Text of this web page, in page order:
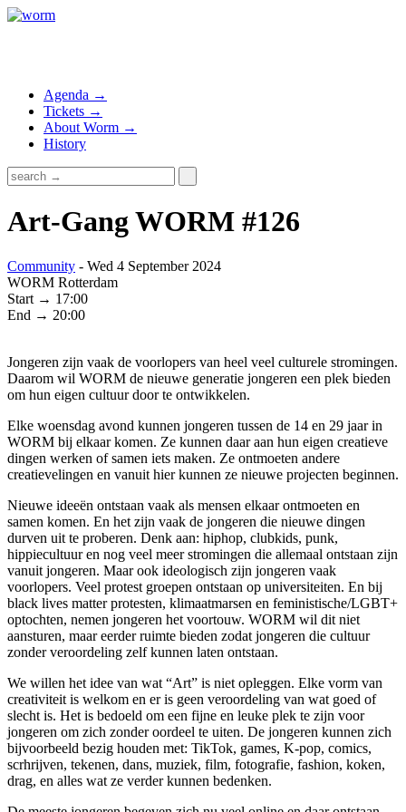
Agenda →
Tickets →
About Worm →
History
Art-Gang WORM #126
Community - Wed 4 September 2024
WORM Rotterdam
Start → 17:00
End → 20:00
Jongeren zijn vaak de voorlopers van heel veel culturele stromingen.
Daarom wil WORM de nieuwe generatie jongeren een plek bieden
om hun eigen cultuur door te ontwikkelen.
Elke woensdag avond kunnen jongeren tussen de 14 en 29 jaar in
WORM bij elkaar komen. Ze kunnen daar aan hun eigen creatieve
dingen werken of samen iets maken. Ze ontmoeten andere
creatievelingen en vanuit hier kunnen ze nieuwe projecten beginnen.
Nieuwe ideeën ontstaan vaak als mensen elkaar ontmoeten en
samen komen. En het zijn vaak de jongeren die nieuwe dingen
durven uit te proberen. Denk aan: hiphop, clubkids, punk,
hippiecultuur en nog veel meer stromingen die allemaal ontstaan zijn
vanuit jongeren. Maar ook ideologisch zijn jongeren vaak
voorlopers. Veel protest groepen ontstaan op universiteiten. En bij
black lives matter protesten, klimaatmarsen en feministische/LGBT+
optochten, nemen jongeren het voortouw. WORM wil dit niet
aansturen, maar eerder ruimte bieden zodat jongeren die cultuur
zonder veroordeling zelf kunnen laten ontstaan.
We willen het idee van wat “Art” is niet opleggen. Elke vorm van
creativiteit is welkom en er is geen veroordeling van wat goed of
slecht is. Het is bedoeld om een fijne en leuke plek te zijn voor
jongeren om zich zonder oordeel te uiten. De jongeren kunnen zich
bijvoorbeeld bezig houden met: TikTok, games, K-pop, comics,
scrhrijven, tekenen, dans, muziek, film, fotografie, fashion, koken,
drag, en alles wat ze verder kunnen bedenken.